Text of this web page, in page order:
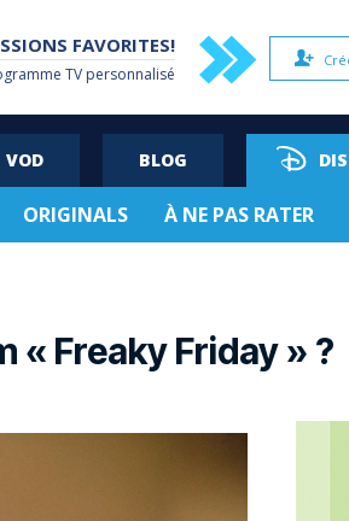
FAVORITES!
TV personnalisé
VOD BLOG
ORIGINALS À NE PAS RATER
« Freaky Friday » ?